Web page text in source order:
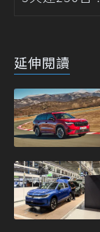
延伸閱讀